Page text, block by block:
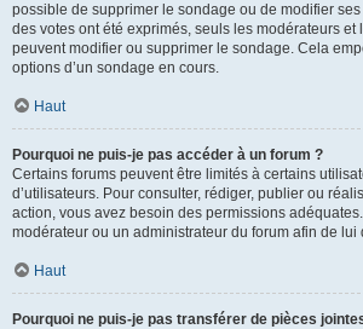
possible de supprimer le sondage ou de modifier
des votes ont été exprimés, seuls les modérateurs et
peuvent modifier ou supprimer le sondage. Cela
options d’un sondage en cours.
Haut
Pourquoi ne puis-je pas accéder à un forum ?
Certains forums peuvent être limités à certains
d’utilisateurs. Pour consulter, rédiger, publier ou
action, vous avez besoin des permissions
modérateur ou un administrateur du forum afin de lui
Haut
Pourquoi ne puis-je pas transférer de pièces